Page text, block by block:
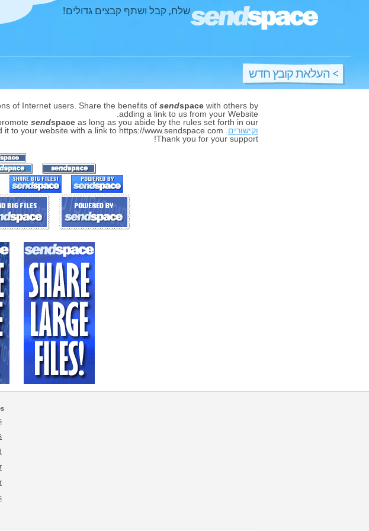
שלח, קבל ושתף קבצים גדולים!
> העלאת קובץ חדש
of Internet users. Share the benefits of sendspace with others by
adding a link to us from your Website.
sendspace as long as you abide by the rules set forth in our
וקישורים
Thank you for your support!